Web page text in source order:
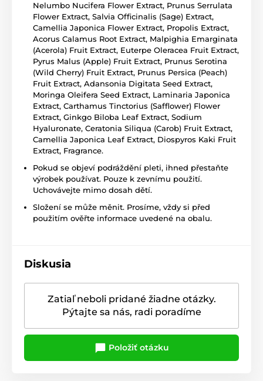
Nelumbo Nucifera Flower Extract, Prunus Serrulata
Flower Extract, Salvia Officinalis (Sage) Extract,
Camellia Japonica Flower Extract, Propolis Extract,
Acorus Calamus Root Extract, Malpighia Emarginata
(Acerola) Fruit Extract, Euterpe Oleracea Fruit Extract,
Pyrus Malus (Apple) Fruit Extract, Prunus Serotina
(Wild Cherry) Fruit Extract, Prunus Persica (Peach)
Fruit Extract, Adansonia Digitata Seed Extract,
Moringa Oleifera Seed Extract, Laminaria Japonica
Extract, Carthamus Tinctorius (Safflower) Flower
Extract, Ginkgo Biloba Leaf Extract, Sodium
Hyaluronate, Ceratonia Siliqua (Carob) Fruit Extract,
Camellia Japonica Leaf Extract, Diospyros Kaki Fruit
Extract, Fragrance.
Pokud se objeví podráždění pleti, ihned přestaňte
výrobek používat. Pouze k zevnímu použití.
Uchovávejte mimo dosah dětí.
Složení se může měnit. Prosíme, vždy si před
použitím ověřte informace uvedené na obalu.
Diskusia
Zatiaľ neboli pridané žiadne otázky.
Pýtajte sa nás, radi poradíme
Položiť otázku